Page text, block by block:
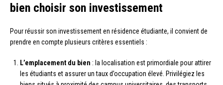
bien choisir son investissement
Pour réussir son investissement en résidence étudiante, il convient de
prendre en compte plusieurs critères essentiels :
L’emplacement du bien : la localisation est primordiale pour attirer
les étudiants et assurer un taux d’occupation élevé. Privilégiez les